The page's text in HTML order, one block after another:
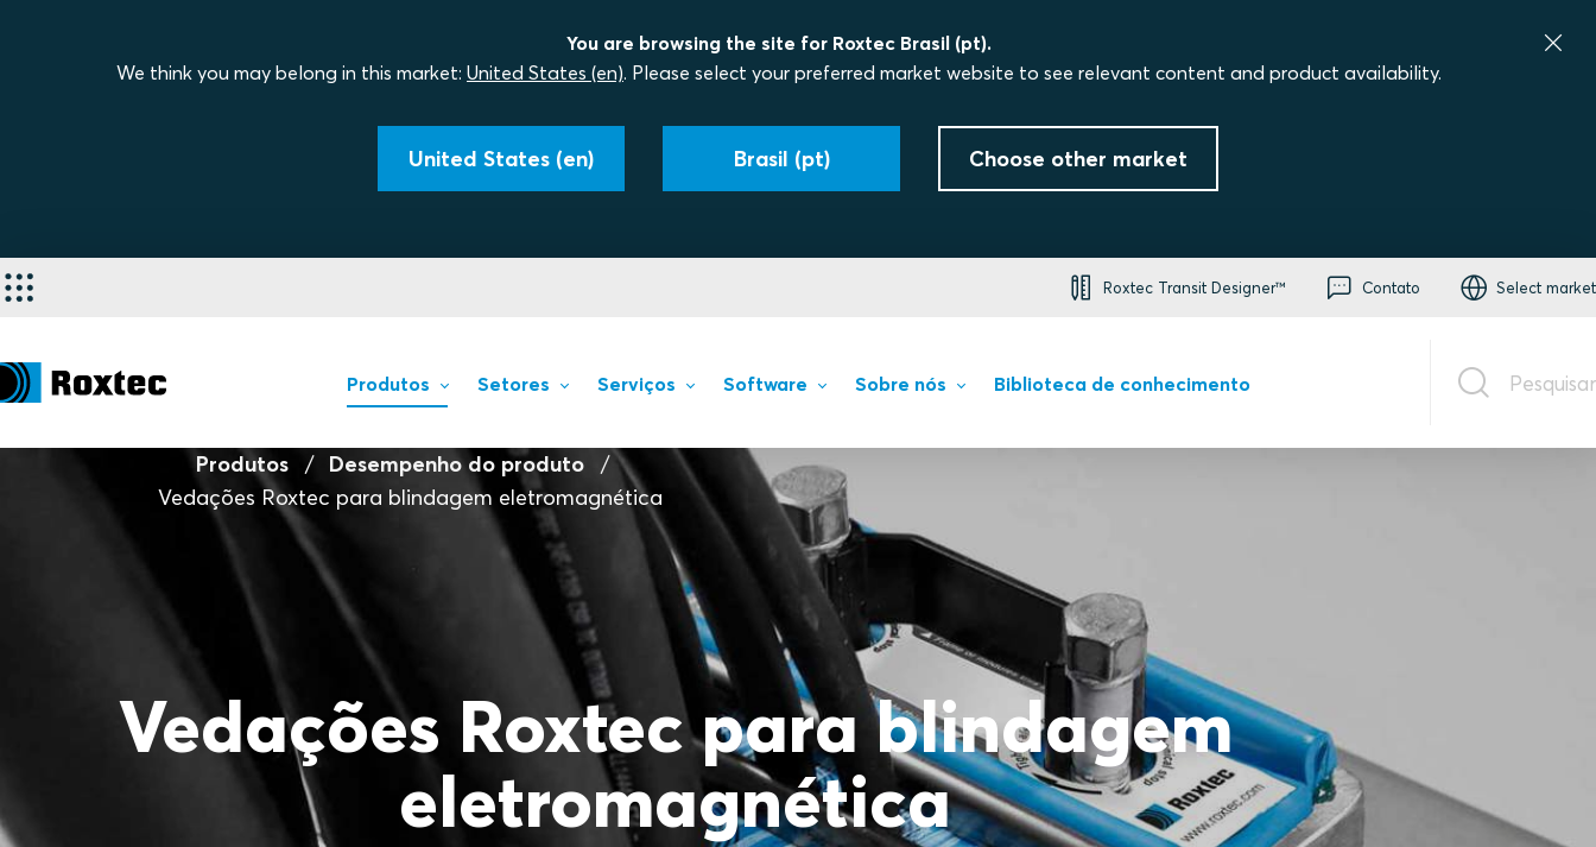
You are browsing the site for Roxtec Brasil (pt).
We think you may belong in this market: United States (en). Please select your preferred market website to see relevant content and product availability.
United States (en) Brasil (pt) Choose other market
Roxtec Transit Designer™ Contato Select market
Produtos Setores Serviços Software Sobre nós Biblioteca de conhecimento Pesquisar
Produtos
Desempenho do produto
Vedações Roxtec para blindagem eletromagnética
Vedações Roxtec para blindagem
eletromagnética